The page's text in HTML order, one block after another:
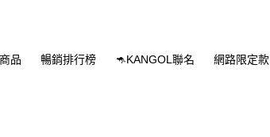
品 暢銷排行榜 🦘KANGOL聯名 網路限定款